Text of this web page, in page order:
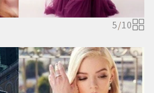
5/10